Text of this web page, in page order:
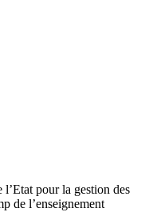
pour la gestion des
de l’enseignement